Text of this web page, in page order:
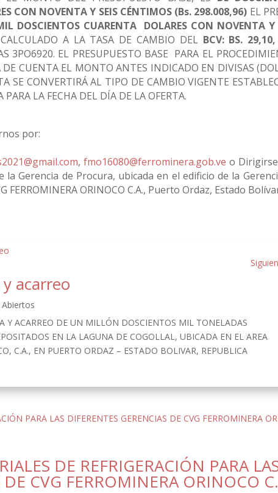
CON NOVENTA Y SEIS CÉNTIMOS (Bs. 298.008,96) EL
DOSCIENTOS CUARENTA DOLARES CON NOVENTA Y
A LA TASA DE CAMBIO DEL BCV: BS. 29,10,
3PO6920. EL PRESUPUESTO BASE PARA EL
CUENTA EL MONTO ANTES INDICADO EN DIVISAS
SE CONVERTIRÁ AL TIPO DE CAMBIO VIGENTE
LA FECHA DEL DÍA DE LA OFERTA.
por:
,fmo16080@ferrominera.gob.veo
Gerencia de Procura, ubicada en el edificio de la
ORINOCO C.A., Puerto Ordaz, Estado
acarreo
Y ACARREO DE UN MILLÓN DOSCIENTOS MIL TONELADAS
EN LA LAGUNA DE COGOLLAL, UBICADA EN EL AREA
C.A., EN PUERTO ORDAZ – ESTADO BOLIVAR, REPUBLICA
DE REFRIGERACIÓN PARA
CVG FERROMINERA ORINOCO